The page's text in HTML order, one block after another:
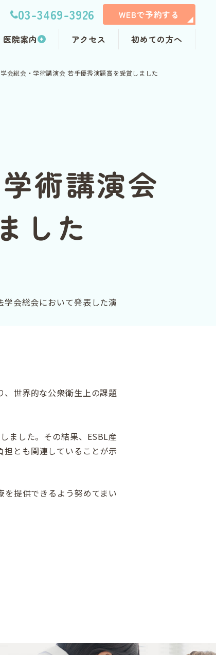
03-3469-3926
WEBで予約する
医院案内 アクセス 初めての方へ
会総会・学術講演会 若手優秀演題賞を受賞しました
術講演会
した
会総会において発表した演
世界的な公衆衛生上の課題
ました。その結果、ESBL産
とも関連していることが示
提供できるよう努めてまい